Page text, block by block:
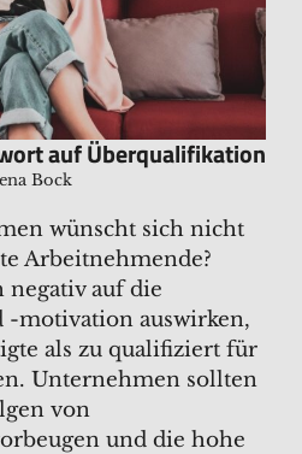
auf Überqualifikation
Bock
wünscht sich nicht
Arbeitnehmende?
negativ auf die
-motivation auswirken,
als zu qualifiziert für
Unternehmen sollten
von
und die hohe